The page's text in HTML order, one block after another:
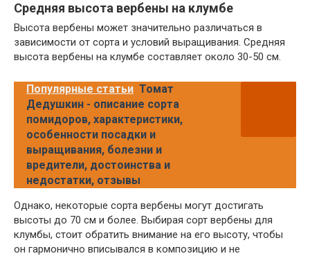
Средняя высота вербены на клумбе
Высота вербены может значительно различаться в
зависимости от сорта и условий выращивания. Средняя
высота вербены на клумбе составляет около 30-50 см.
Популярные статьи Томат
Дедушкин - описание сорта
помидоров, характеристики,
особенности посадки и
выращивания, болезни и
вредители, достоинства и
недостатки, отзывы
Однако, некоторые сорта вербены могут достигать
высоты до 70 см и более. Выбирая сорт вербены для
клумбы, стоит обратить внимание на его высоту, чтобы
он гармонично вписывался в композицию и не